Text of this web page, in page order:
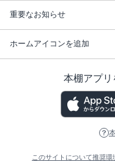
重要なお知らせ
ホームアイコンを追加
本棚アプリ
このサイトについて推奨環